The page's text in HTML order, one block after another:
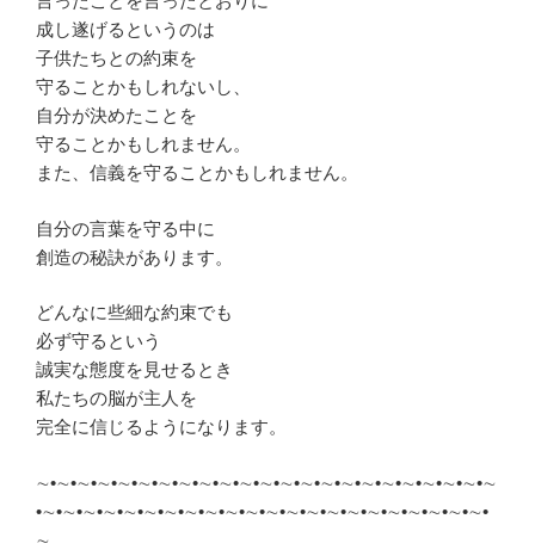
成し遂げるというのは
子供たちとの約束を
守ることかもしれないし、
自分が決めたことを
守ることかもしれません。
また、信義を守ることかもしれません。
自分の言葉を守る中に
創造の秘訣があります。
どんなに些細な約束でも
必ず守るという
誠実な態度を見せるとき
私たちの脳が主人を
完全に信じるようになります。
∼•∼•∼•∼•∼•∼•∼•∼•∼•∼•∼•∼•∼•∼•∼•∼•∼•∼•∼•∼•∼•∼•∼
•∼•∼•∼•∼•∼•∼•∼•∼•∼•∼•∼•∼•∼•∼•∼•∼•∼•∼•∼•∼•∼•∼•
∼